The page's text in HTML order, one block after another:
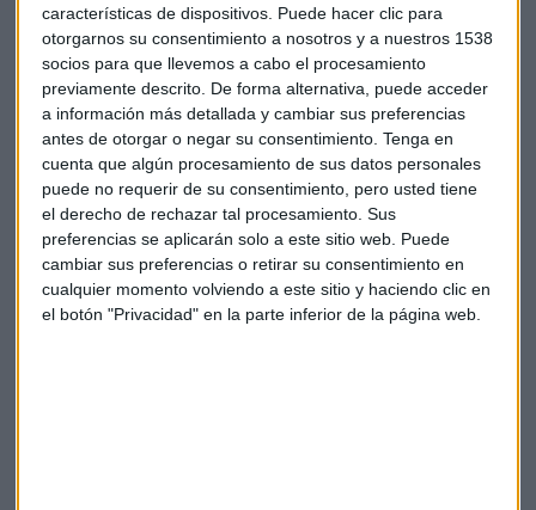
características de dispositivos. Puede hacer clic para
otorgarnos su consentimiento a nosotros y a nuestros 1538
socios para que llevemos a cabo el procesamiento
previamente descrito. De forma alternativa, puede acceder
a información más detallada y cambiar sus preferencias
antes de otorgar o negar su consentimiento. Tenga en
cuenta que algún procesamiento de sus datos personales
puede no requerir de su consentimiento, pero usted tiene
el derecho de rechazar tal procesamiento. Sus
preferencias se aplicarán solo a este sitio web. Puede
cambiar sus preferencias o retirar su consentimiento en
cualquier momento volviendo a este sitio y haciendo clic en
el botón "Privacidad" en la parte inferior de la página web.
Empresas Audi Audi A3 e-tron
Suscríbete a nuestros boletines
Te enviaremos las noticias más importantes del día